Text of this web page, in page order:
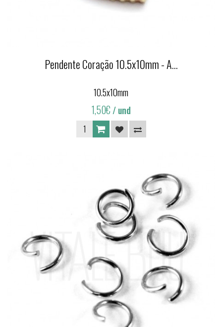
Pendente Coração 10.5x10mm - A...
10.5x10mm
1,50€/ und